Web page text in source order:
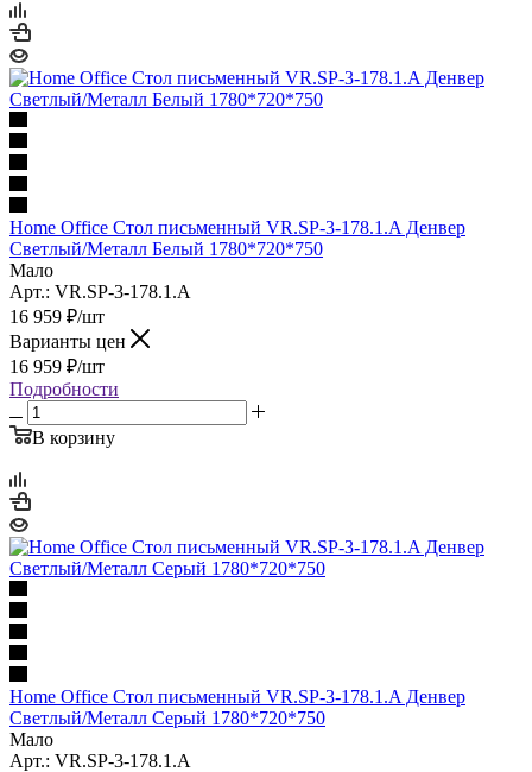
Home Office Стол письменный VR.SP-3-178.1.A Денвер
Светлый/Металл Белый 1780*720*750
Мало
Арт.: VR.SP-3-178.1.A
16 959 ₽/шт
Варианты цен
16 959 ₽/шт
Подробности
В корзину
Home Office Стол письменный VR.SP-3-178.1.A Денвер
Светлый/Металл Серый 1780*720*750
Мало
Арт.: VR.SP-3-178.1.A